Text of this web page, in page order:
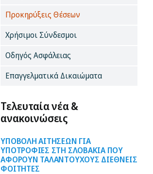
Προκηρύξεις Θέσεων
Χρήσιμοι Σύνδεσμοι
Οδηγός Ασφάλειας
Επαγγελματικά Δικαιώματα
Τελευταία νέα &
ανακοινώσεις
ΥΠΟΒΟΛΗ ΑΙΤΗΣΕΩΝ ΓΙΑ
ΥΠΟΤΡΟΦΙΕΣ ΣΤΗ ΣΛΟΒΑΚΙΑ ΠΟΥ
ΑΦΟΡΟΥΝ ΤΑΛΑΝΤΟΥΧΟΥΣ ΔΙΕΘΝΕΙΣ
ΦΟΙΤΗΤΕΣ